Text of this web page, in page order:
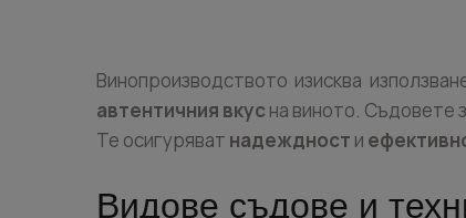
Винопроизводството изисква
автентичния вкусна виното. Съдовете
Те осигуряват надеждност и
Видове съдове и